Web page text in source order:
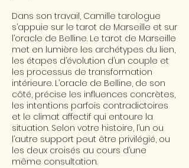
​Dans son travail, Camille tarologue
s’appuie sur le tarot de Marseille et sur
l’oracle de Belline. Le tarot de Marseille
met en lumière les archétypes du lien,
les étapes d’évolution d’un couple et
les processus de transformation
intérieure. L’oracle de Belline, de son
côté, précise les influences concrètes,
les intentions parfois contradictoires
et le climat affectif qui entoure la
situation. Selon votre histoire, l’un ou
l’autre support peut être privilégié, ou
les deux croisés au cours d’une
même consultation.